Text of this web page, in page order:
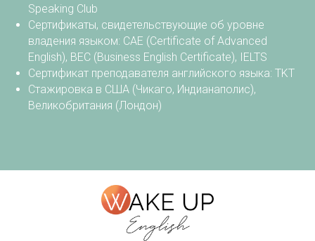
Speaking Club
Сертификаты, свидетельствующие об уровне
владения языком: CAE (Certificate of Advanced
English), BEC (Business English Certificate), IELTS
Сертификат преподавателя английского языка: TKT
Стажировка в США (Чикаго, Индианаполис),
Великобритания (Лондон)